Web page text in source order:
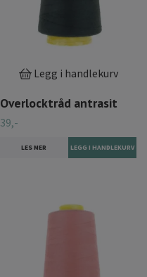
Legg i handlekurv
Overlocktråd antrasit
39,-
LES MER